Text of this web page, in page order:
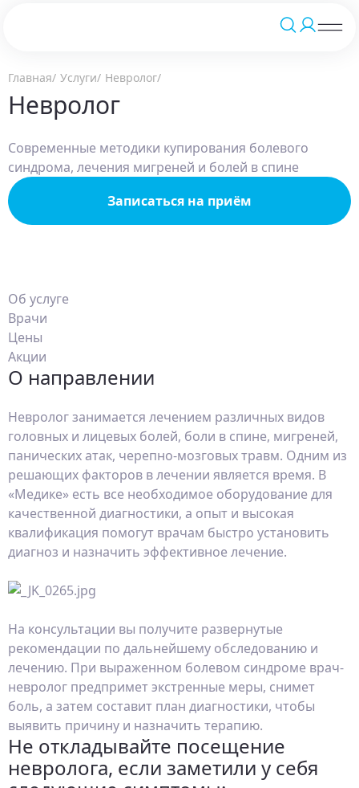
Главная Услуги Невролог
Невролог
Современные методики купирования болевого
синдрома, лечения мигреней и болей в спине
Записаться на приём
Об услуге
Врачи
Цены
Акции
О направлении
Невролог занимается лечением различных видов
головных и лицевых болей, боли в спине, мигреней,
панических атак, черепно-мозговых травм. Одним из
решающих факторов в лечении является время. В
«Медике» есть все необходимое оборудование для
качественной диагностики, а опыт и высокая
квалификация помогут врачам быстро установить
диагноз и назначить эффективное лечение.
На консультации вы получите развернутые
рекомендации по дальнейшему обследованию и
лечению. При выраженном болевом синдроме врач-
невролог предпримет экстренные меры, снимет
боль, а затем составит план диагностики, чтобы
выявить причину и назначить терапию.
Не откладывайте посещение
невролога, если заметили у себя